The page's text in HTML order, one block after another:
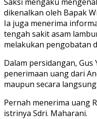
dikenalkan oleh Bapak
Ia juga menerima
tengah sakit asam
melakukan pengobatan
Dalam persidangan, Gus
penerimaan uang dari
maupun secara langsung:
Pernah menerima uang
istrinya Sdri. Maharani.